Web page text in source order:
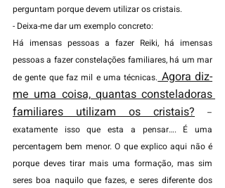
perguntam porque devem utilizar os cristais.
- Deixa-me dar um exemplo concreto:
Há imensas pessoas a fazer Reiki, há imensas
pessoas a fazer constelações familiares, há um mar
de gente que faz mil e uma técnicas. Agora diz-
me uma coisa, quantas consteladoras
familiares utilizam os cristais? –
exatamente isso que esta a pensar…. É uma
percentagem bem menor. O que explico aqui não é
porque deves tirar mais uma formação, mas sim
seres boa naquilo que fazes, e seres diferente dos